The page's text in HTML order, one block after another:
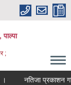
;
नतिजा प्रकाशन